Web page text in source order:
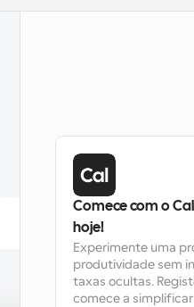
Comece com o
hoje!
Experimente uma
produtividade sem
taxas ocultas.
comece a